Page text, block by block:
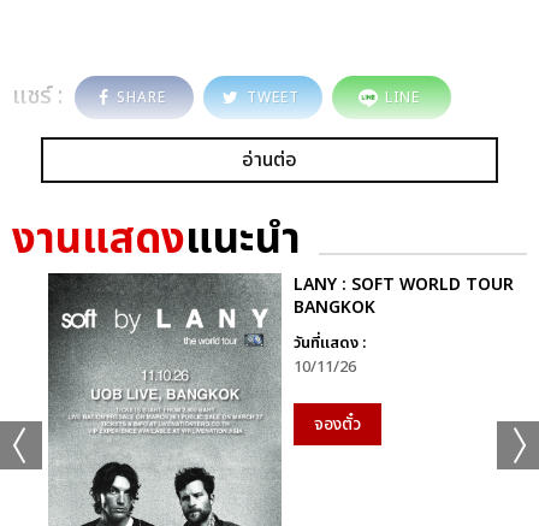
แชร์ : SHARE TWEET LINE
อ่านต่อ
งานแสดงแนะนำ
LANY : SOFT WORLD TOUR
BANGKOK
วันที่แสดง :
10/11/26
จองตั๋ว